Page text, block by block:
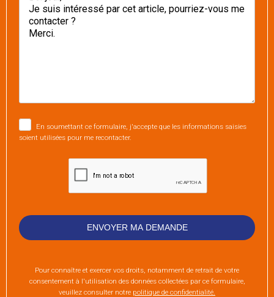
En soumettant ce formulaire, j'accepte que les informations saisies
soient utilisées pour me recontacter.
Pour connaître et exercer vos droits, notamment de retrait de votre
consentement à l'utilisation des données collectées par ce formulaire,
veuillez consulter notre politique de confidentialité.